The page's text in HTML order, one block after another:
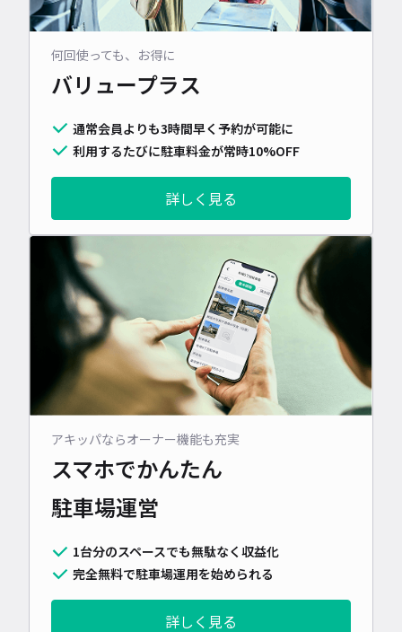
何回使っても、お得に
バリュープラス
通常会員よりも3時間早く予約が可能に
利用するたびに駐車料金が常時10%OFF
詳しく見る
アキッパならオーナー機能も充実
スマホでかんたん
駐車場運営
1台分のスペースでも無駄なく収益化
完全無料で駐車場運用を始められる
詳しく見る